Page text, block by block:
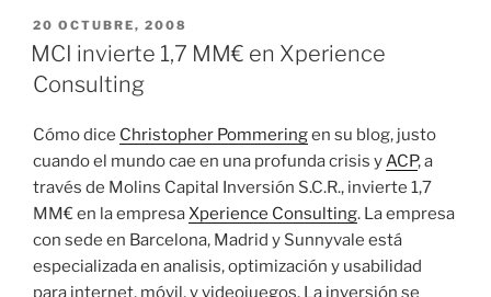
PUBLICADO
EL
20 OCTUBRE, 2008
MCI invierte 1,7 MM€ en Xperience
Consulting
Cómo dice Christopher Pommeringen su blog, justo
cuando el mundo cae en una profunda crisis yACP, a
través de Molins Capital Inversión S.C.R., invierte 1,7
MM€ en la empresaXperience Consulting. La empresa
con sede en Barcelona, Madrid y Sunnyvale está
especializada en analisis, optimización y usabilidad
para internet, móvil, y videojuegos. La inversión se